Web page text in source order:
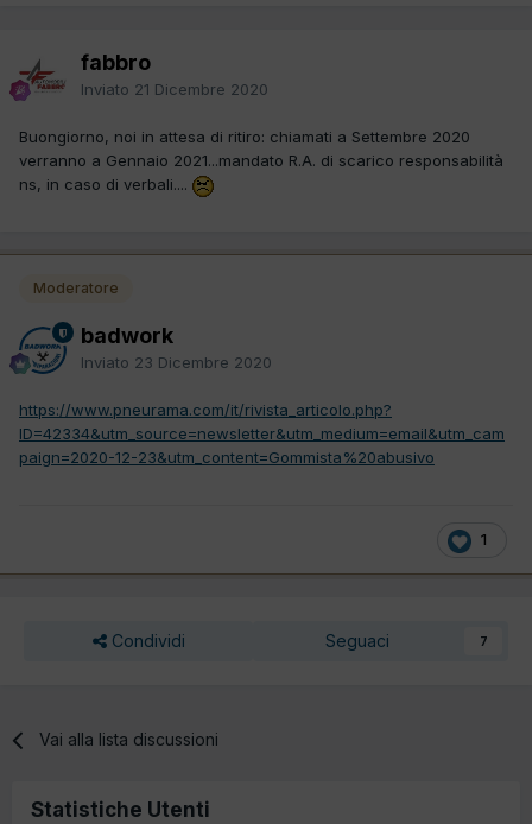
fabbro
Inviato 21 Dicembre 2020
Buongiorno, noi in attesa di ritiro: chiamati a Settembre 2020
verranno a Gennaio 2021...mandato R.A. di scarico responsabilità
ns, in caso di verbali....
Moderatore
badwork
Inviato 23 Dicembre 2020
https://www.pneurama.com/it/rivista_articolo.php?
ID=42334&utm_source=newsletter&utm_medium=email&utm_cam
paign=2020-12-23&utm_content=Gommista%20abusivo
1
Condividi Seguaci 7
Vai alla lista discussioni
Statistiche Utenti